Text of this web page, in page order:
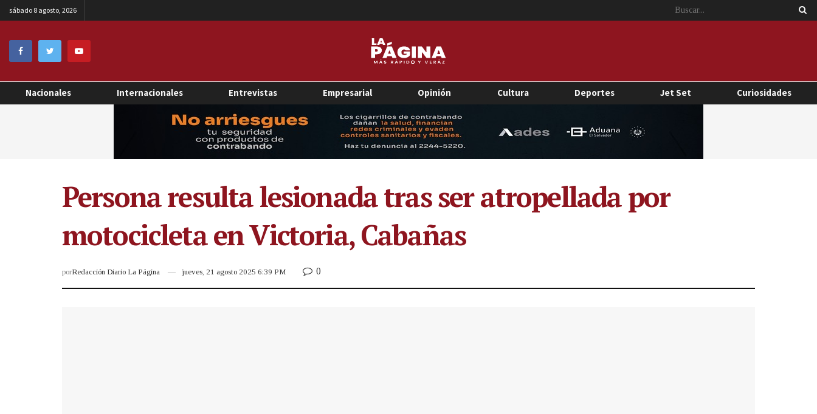
sábado 8 agosto, 2026
Nacionales Internacionales Entrevistas Empresarial Opinión Cultura Deportes Jet Set Curiosidades
Persona resulta lesionada tras ser atropellada por
motocicleta en Victoria, Cabañas
porRedacción Diario La Página jueves, 21 agosto 2025 6:39 PM 0